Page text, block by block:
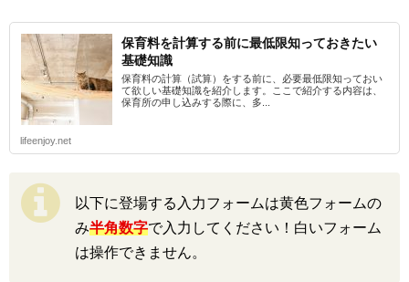
保育料を計算する前に最低限知っておきたい
基礎知識
保育料の計算（試算）をする前に、必要最低限知っておい
て欲しい基礎知識を紹介します。ここで紹介する内容は、
保育所の申し込みする際に、多...
lifeenjoy.net
以下に登場する入力フォームは黄色フォームの
み半角数字で入力してください！白いフォーム
は操作できません。